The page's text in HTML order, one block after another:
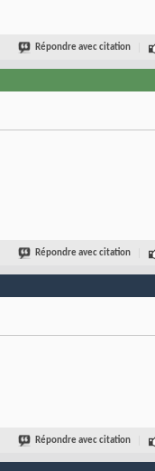
Répondre avec citation
Répondre avec citation
Répondre avec citation